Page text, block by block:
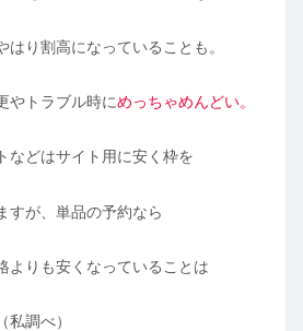
り割高になっていることも。
やトラブル時にめっちゃめんどい。
などはサイト用に安く枠を
すが、単品の予約なら
よりも安くなっていることは
調べ）